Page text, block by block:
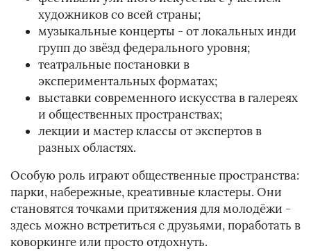
художников со всей страны;
музыкальные концерты - от локальных инди
групп до звёзд федерального уровня;
театральные постановки в
экспериментальных форматах;
выставки современного искусства в галереях
и общественных пространствах;
лекции и мастер классы от экспертов в
разных областях.
Особую роль играют общественные пространства:
парки, набережные, креативные кластеры. Они
становятся точками притяжения для молодёжи -
здесь можно встретиться с друзьями, поработать в
коворкинге или просто отдохнуть.